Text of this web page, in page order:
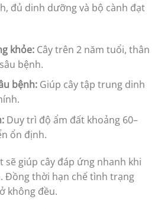
đủ dinh dưỡng và bộ cành đạt
khỏe:Cây trên 2 năm tuổi, thân
bệnh.
bệnh:Giúp cây tập trung dinh
Duy trì độ ẩm đất khoảng 60–
ổn định.
sẽ giúp cây đáp ứng nhanh khi
Đồng thời hạn chế tình trạng
không đều.